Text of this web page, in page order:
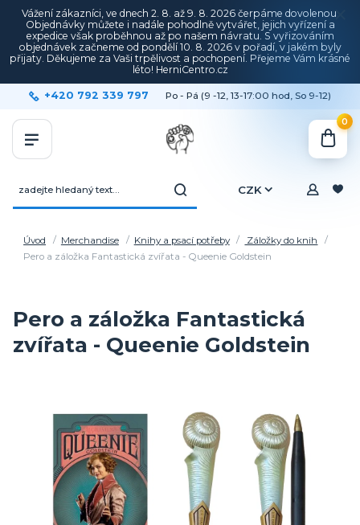
Vážení zákazníci, ve dnech 2. 8. až 9. 8. 2026 čerpáme dovolenou.
Objednávky můžete i nadále pohodlně vytvářet, jejich vyřízení a
expedice však proběhnou až po našem návratu. S vyřizováním
objednávek začneme od pondělí 10. 8. 2026 v pořadí, v jakém byly
přijaty. Děkujeme za Vaši trpělivost a pochopení. Přejeme Vám krásné
léto! HerniCentro.cz
CZK
+420 792 339 797 Po - Pá (9 -12, 13-17:00 hod, So 9-12)
0
Úvod Merchandise Knihy a psací potřeby
Záložky do knih
Pero a záložka Fantastická zvířata - Queenie Goldstein
Pero a záložka Fantastická
zvířata - Queenie Goldstein